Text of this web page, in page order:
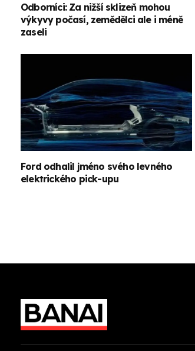
Odborníci: Za nižší sklizeň mohou
výkyvy počasí, zemědělci ale i méně
zaseli
Ford odhalil jméno svého levného
elektrického pick-upu